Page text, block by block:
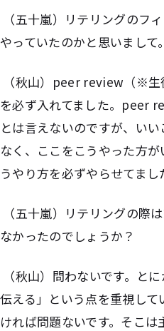
（五十嵐）リテリングのフ
やっていたのかと思いまして。
（秋山）peer review（※生
を必ず入れてました。peer
とは言えないのですが、い
なく、ここをこうやった方
うやり方を必ずやらせてまし
（五十嵐）リテリングの際
なかったのでしょうか？
（秋山）問わないです。と
伝える」という点を重視し
ければ問題ないです。そこは